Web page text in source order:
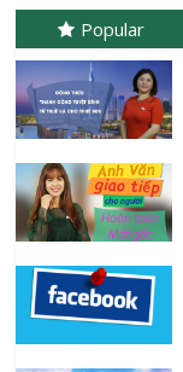
Popular